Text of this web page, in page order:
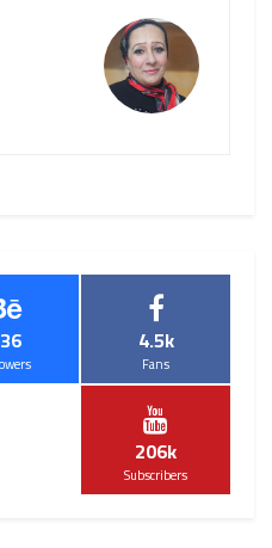
4.5k
Fans
206k
Subscribers